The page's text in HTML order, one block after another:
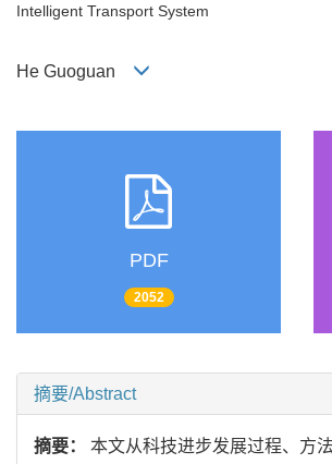
Intelligent Transport System
He Guoguan
PDF
2052
摘要/Abstract
摘要： 本文从科技进步发展过程、方